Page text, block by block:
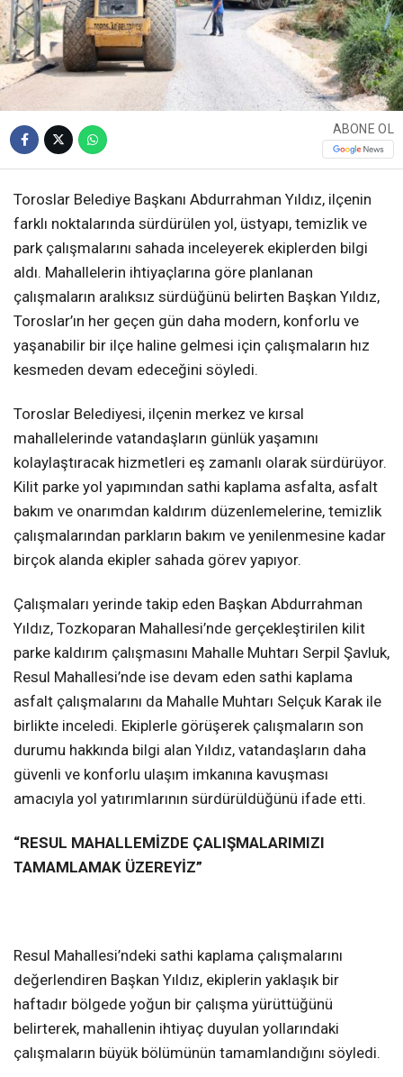
ABONE OL
Toroslar Belediye Başkanı Abdurrahman Yıldız, ilçenin
farklı noktalarında sürdürülen yol, üstyapı, temizlik ve
park çalışmalarını sahada inceleyerek ekiplerden bilgi
aldı. Mahallelerin ihtiyaçlarına göre planlanan
çalışmaların aralıksız sürdüğünü belirten Başkan Yıldız,
Toroslar’ın her geçen gün daha modern, konforlu ve
yaşanabilir bir ilçe haline gelmesi için çalışmaların hız
kesmeden devam edeceğini söyledi.
Toroslar Belediyesi, ilçenin merkez ve kırsal
mahallelerinde vatandaşların günlük yaşamını
kolaylaştıracak hizmetleri eş zamanlı olarak sürdürüyor.
Kilit parke yol yapımından sathi kaplama asfalta, asfalt
bakım ve onarımdan kaldırım düzenlemelerine, temizlik
çalışmalarından parkların bakım ve yenilenmesine kadar
birçok alanda ekipler sahada görev yapıyor.
Çalışmaları yerinde takip eden Başkan Abdurrahman
Yıldız, Tozkoparan Mahallesi’nde gerçekleştirilen kilit
parke kaldırım çalışmasını Mahalle Muhtarı Serpil Şavluk,
Resul Mahallesi’nde ise devam eden sathi kaplama
asfalt çalışmalarını da Mahalle Muhtarı Selçuk Karak ile
birlikte inceledi. Ekiplerle görüşerek çalışmaların son
durumu hakkında bilgi alan Yıldız, vatandaşların daha
güvenli ve konforlu ulaşım imkanına kavuşması
amacıyla yol yatırımlarının sürdürüldüğünü ifade etti.
“RESUL MAHALLEMİZDE ÇALIŞMALARIMIZI
TAMAMLAMAK ÜZEREYİZ”
Resul Mahallesi’ndeki sathi kaplama çalışmalarını
değerlendiren Başkan Yıldız, ekiplerin yaklaşık bir
haftadır bölgede yoğun bir çalışma yürüttüğünü
belirterek, mahallenin ihtiyaç duyulan yollarındaki
çalışmaların büyük bölümünün tamamlandığını söyledi.